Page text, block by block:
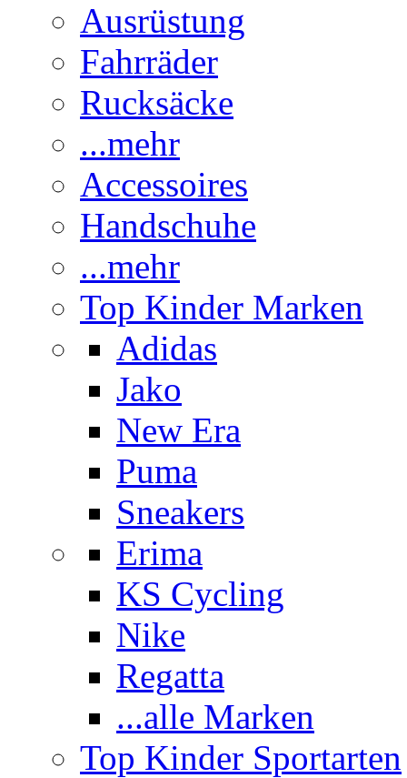
Ausrüstung
Fahrräder
Rucksäcke
...mehr
Accessoires
Handschuhe
...mehr
Top Kinder Marken
Adidas
Jako
New Era
Puma
Sneakers
Erima
KS Cycling
Nike
Regatta
...alle Marken
Top Kinder Sportarten